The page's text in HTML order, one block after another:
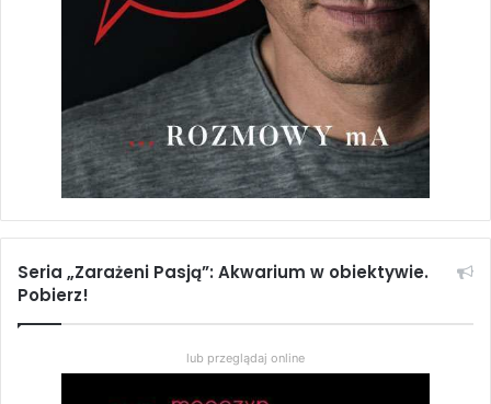
Clavularia koralowce miękkie
Seria „Zarażeni Pasją”: Akwarium w obiektywie.
Pobierz!
lub przeglądaj online